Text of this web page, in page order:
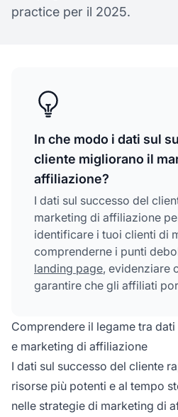
practice per il 2025.
In che modo i dati sul
cliente migliorano il
affiliazione?
I dati sul successo del
marketing di affiliazione
identificare i tuoi clienti di
comprenderne i punti
landing page, evidenziare
garantire che gli affiliati
aumentando così il ROI.
Comprendere il legame tra
e marketing di affiliazione
I dati sul successo del cliente
risorse più potenti e al tempo
nelle strategie di marketing di